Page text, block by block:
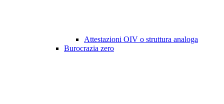
Attestazioni OIV o struttura analoga
Burocrazia zero